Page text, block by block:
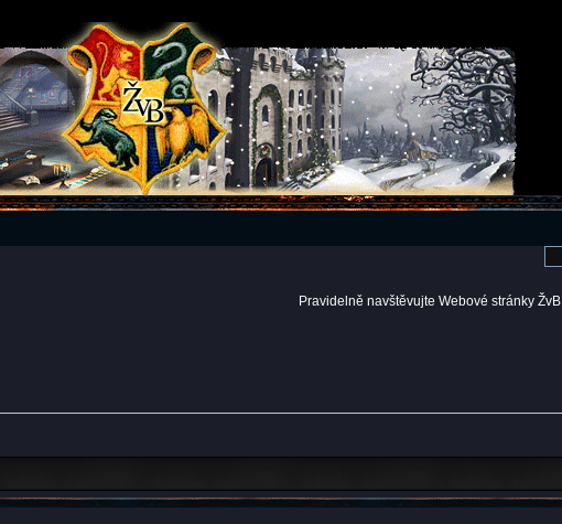
Pravidelně navštěvujte Webové stránky ŽvB